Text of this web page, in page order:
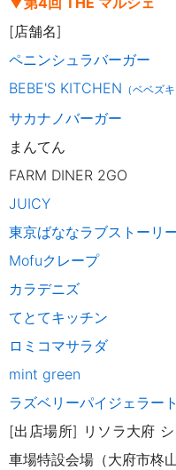
[店舗名]
ペニンシュラバーガー
BEBE'S KITCHEN （ベベズ
サカナノバーガー
まんてん
FARM DINER 2GO
JUICY
東京ばななラブストーリ
Mofuクレープ
カラデニズ
てとてキッチン
ロミコマサラダ
mint green
ラズベリーパイジェラー
[出店場所] リソラ大府
車場特設会場（大府市柊